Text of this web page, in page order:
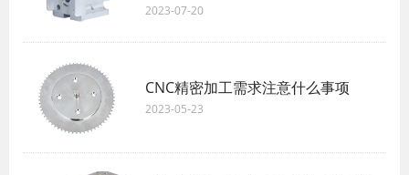
2023-07-20
CNC精密加工需求注意什么事项
2023-05-23